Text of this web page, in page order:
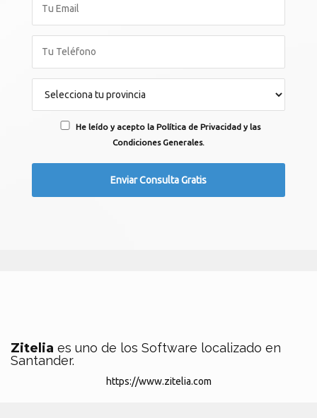
He leído y acepto la Política de Privacidad y las
Condiciones Generales.
Zitelia es uno de los Software localizado en
Santander.
https://www.zitelia.com